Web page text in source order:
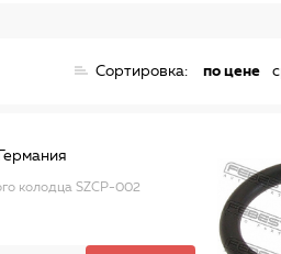
Сортировка: по цене
Германия
колодца SZCP-002